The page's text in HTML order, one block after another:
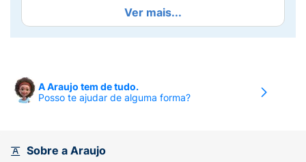
Além disso, são livres de glúten,
proporcionando uma opção segura para
todos.
rotina diária é uma maneira eficaz de cuidar
da beleza e da saúde da sua pele.
Escolha Sanavita e invista em uma beleza
Ver mais...
A Araujo tem de tudo.
Posso te ajudar de alguma forma?
Sobre a Araujo